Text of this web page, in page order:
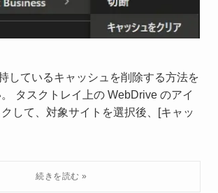
しているキャッシュを削除する方法を
タスクトレイ上の WebDrive のアイ
して、対象サイトを選択後、[キャッ